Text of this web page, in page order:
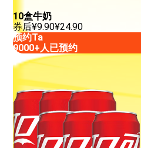
10盒牛奶
券后¥9.90¥24.90
预约Ta
9000+人已预约